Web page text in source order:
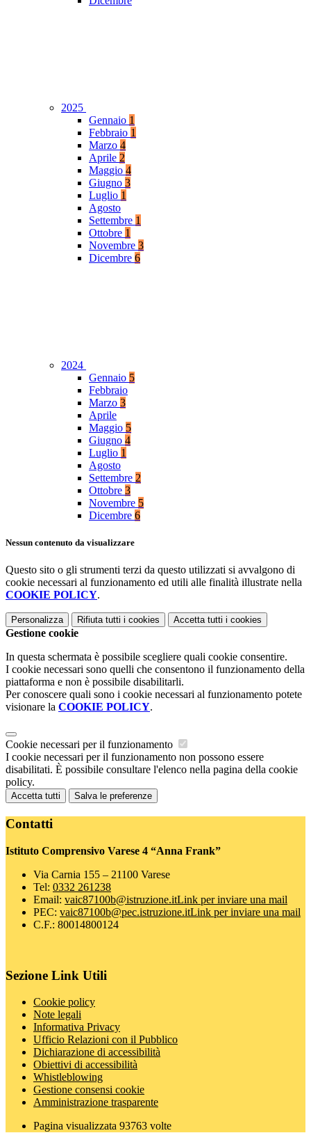
2025
Gennaio 1
Febbraio 1
Marzo 4
Aprile 2
Maggio 4
Giugno 3
Luglio 1
Agosto
Settembre 1
Ottobre 1
Novembre 3
Dicembre 6
2024
Gennaio 5
Febbraio
Marzo 3
Aprile
Maggio 5
Giugno 4
Luglio 1
Agosto
Settembre 2
Ottobre 3
Novembre 5
Dicembre 6
Nessun contenuto da visualizzare
Questo sito o gli strumenti terzi da questo utilizzati si avvalgono di
cookie necessari al funzionamento ed utili alle finalità illustrate nella
COOKIE POLICY.
Personalizza Rifiuta tutti i cookies Accetta tutti i cookies
Gestione cookie
In questa schermata è possibile scegliere quali cookie consentire.
I cookie necessari sono quelli che consentono il funzionamento della
piattaforma e non è possibile disabilitarli.
Per conoscere quali sono i cookie necessari al funzionamento potete
visionare la COOKIE POLICY.
Cookie necessari per il funzionamento
I cookie necessari per il funzionamento non possono essere
disabilitati. È possibile consultare l'elenco nella pagina della cookie
policy.
Accetta tutti Salva le preferenze
Contatti
Istituto Comprensivo Varese 4 “Anna Frank”
Via Carnia 155 – 21100 Varese
Tel: 0332 261238
Email: vaic87100b@istruzione.itLink per inviare una mail
PEC: vaic87100b@pec.istruzione.itLink per inviare una mail
C.F.: 80014800124
Sezione Link Utili
Cookie policy
Note legali
Informativa Privacy
Ufficio Relazioni con il Pubblico
Dichiarazione di accessibilità
Obiettivi di accessibilità
Whistleblowing
Gestione consensi cookie
Amministrazione trasparente
Pagina visualizzata 93763 volte